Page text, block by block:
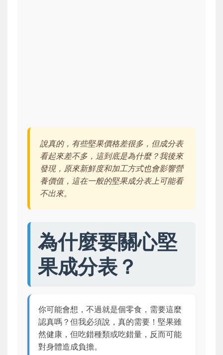
說真的，有些堅果價格差很多，但成分表
看起來差不多，這到底是為什麼？我後來
發現，原來新鮮度和加工方式也會影響營
養價值，這在一般的堅果成分表上可能看
不出來。
為什麼要關心堅
果成分表？
你可能會想，不過就是個零食，需要這麼
認真嗎？但我必須說，真的需要！堅果雖
然健康，但吃錯種類或吃錯量，反而可能
對身體造成負擔。